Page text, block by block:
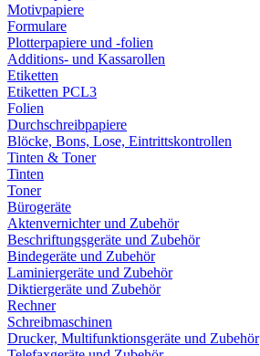
Motivpapiere
Formulare
Plotterpapiere und -folien
Additions- und Kassarollen
Etiketten
Etiketten PCL3
Folien
Durchschreibpapiere
Blöcke, Bons, Lose, Eintrittskontrollen
Tinten & Toner
Tinten
Toner
Bürogeräte
Aktenvernichter und Zubehör
Beschriftungsgeräte und Zubehör
Bindegeräte und Zubehör
Laminiergeräte und Zubehör
Diktiergeräte und Zubehör
Rechner
Schreibmaschinen
Drucker, Multifunktionsgeräte und Zubehör